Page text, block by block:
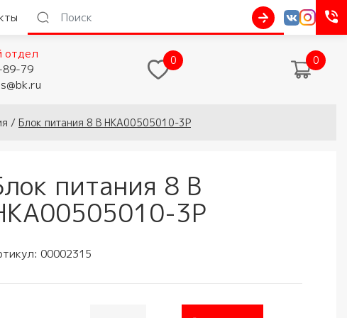
отдел
89-79
0 0
/ Блок питания 8 В HKA00505010-3P
питания 8 В
3P
00002315